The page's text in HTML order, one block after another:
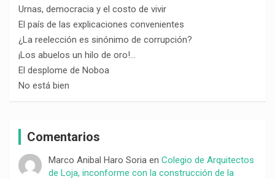
Urnas, democracia y el costo de vivir
El país de las explicaciones convenientes
¿La reelección es sinónimo de corrupción?
¡Los abuelos un hilo de oro!…
El desplome de Noboa
No está bien
Comentarios
Marco Anibal Haro Soriaen Colegio de Arquitectos
de Loja, inconforme con la construcción de la